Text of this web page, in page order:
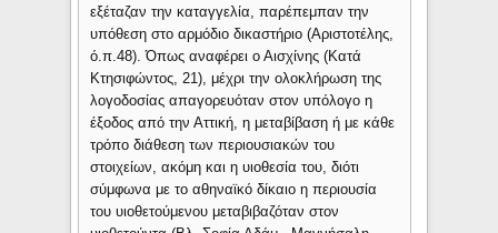
εξέταζαν την καταγγελία, παρέπεμπαν την
υπόθεση στο αρμόδιο δικαστήριο (Αριστοτέλης,
ό.π.48). Όπως αναφέρει ο Αισχίνης (Κατά
Κτησιφώντος, 21), μέχρι την ολοκλήρωση της
λογοδοσίας απαγορευόταν στον υπόλογο η
έξοδος από την Αττική, η μεταβίβαση ή με κάθε
τρόπο διάθεση των περιουσιακών του
στοιχείων, ακόμη και η υιοθεσία του, διότι
σύμφωνα με το αθηναϊκό δίκαιο η περιουσία
του υιοθετούμενου μεταβιβαζόταν στον